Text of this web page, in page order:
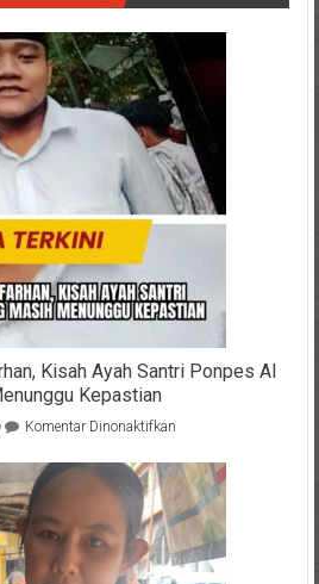
Kisah Ayah Santri Ponpes Al
Kepastian
Komentar Dinonaktifkanpada
Hitam
Favorit
Farhan,
Kisah
Ayah
Santri